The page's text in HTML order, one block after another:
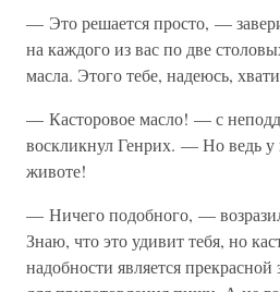
— Это решается просто, —
на каждого из вас по две
масла. Этого тебе, надеюсь,
— Касторовое масло! — с
воскликнул Генрих. — Но ведь у
животе!
— Ничего подобного, —
Знаю, что это удивит тебя, но
надобности является